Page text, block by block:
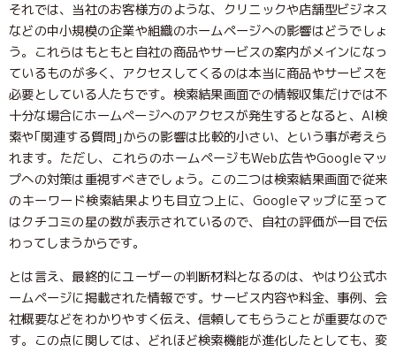
それでは、当社のお客様方のような、クリニックや店舗型ビジネス
などの中小規模の企業や組織のホームページへの影響はどうでしょ
う。これらはもともと自社の商品やサービスの案内がメインになっ
ているものが多く、アクセスしてくるのは本当に商品やサービスを
必要としている人たちです。検索結果画面での情報収集だけでは不
十分な場合にホームページへのアクセスが発生するとなると、AI検
索や｢関連する質問｣からの影響は比較的小さい、という事が考えら
れます。ただし、これらのホームページもWeb広告やGoogleマッ
プへの対策は重視すべきでしょう。この二つは検索結果画面で従来
のキーワード検索結果よりも目立つ上に、Googleマップに至って
はクチコミの星の数が表示されているので、自社の評価が一目で伝
わってしまうからです。
とは言え、最終的にユーザーの判断材料となるのは、やはり公式ホ
ームページに掲載された情報です。サービス内容や料金、事例、会
社概要などをわかりやすく伝え、信頼してもらうことが重要なので
す。この点に関しては、どれほど検索機能が進化したとしても、変